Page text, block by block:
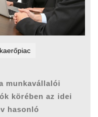
munkavállalói
körében az idei
hasonló